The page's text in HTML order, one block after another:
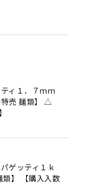
ィ１．７ｍｍ
特売 麺類】 △
ゲッティ１ｋ
類】 【購入入数